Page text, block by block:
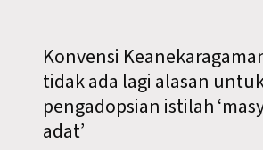
Konvensi
tidak ada lagi alasan
pengadopsian istilah
adat’